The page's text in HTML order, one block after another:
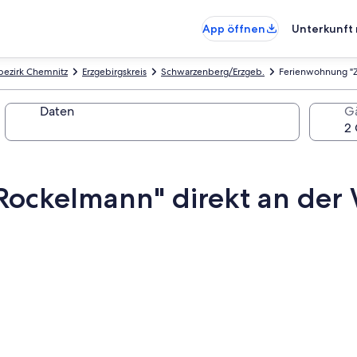
App öffnen
Unterkunft
Ferienwohnung
Schwarzenberg/Erzgeb.
Erzgebirgskreis
Chemnitz
Daten
direkt an der